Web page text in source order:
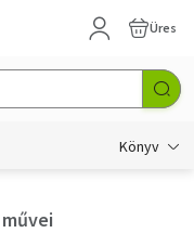
Üres
Könyv